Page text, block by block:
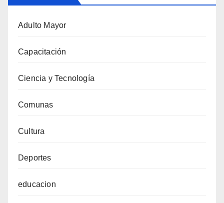
Adulto Mayor
Capacitación
Ciencia y Tecnología
Comunas
Cultura
Deportes
educacion